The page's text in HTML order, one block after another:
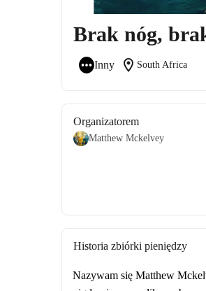
Brak nóg,
Inny location_on South Africa
Organizatorem
Matthew Mckelvey
Historia zbiórki pieniędzy
Nazywam się Matthew